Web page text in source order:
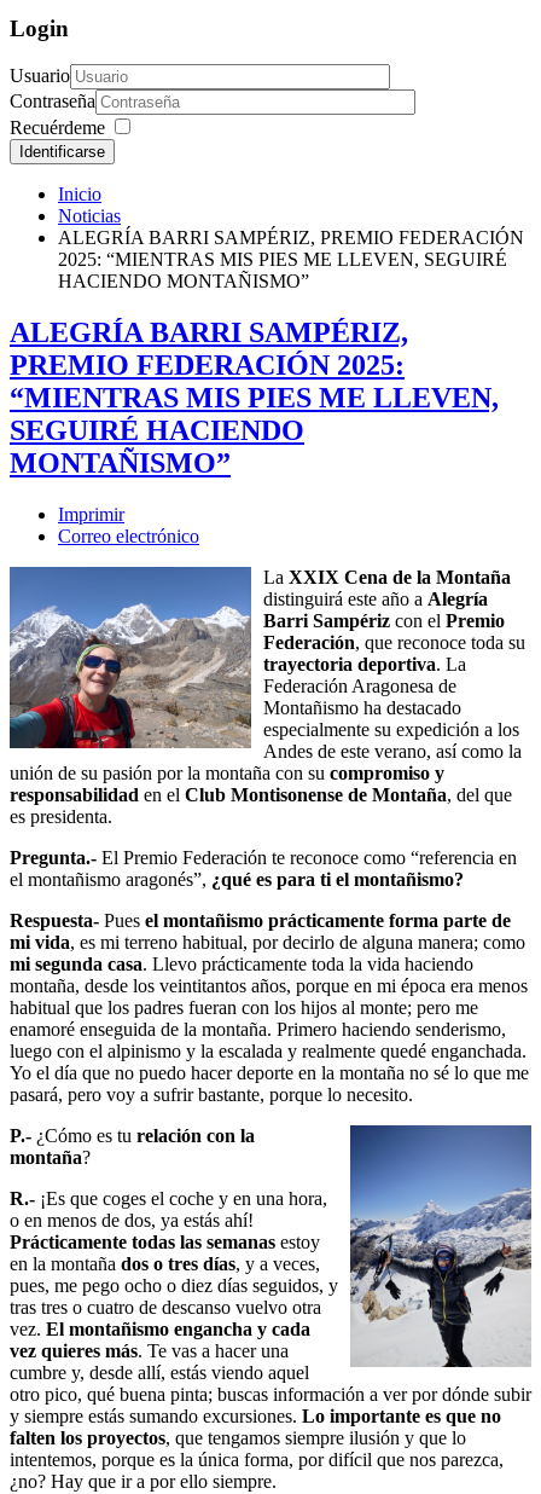
Login
Usuario
Contraseña
Recuérdeme
Identificarse
Inicio
Noticias
ALEGRÍA BARRI SAMPÉRIZ, PREMIO FEDERACIÓN
2025: “MIENTRAS MIS PIES ME LLEVEN, SEGUIRÉ
HACIENDO MONTAÑISMO”
ALEGRÍA BARRI SAMPÉRIZ,
PREMIO FEDERACIÓN 2025:
“MIENTRAS MIS PIES ME LLEVEN,
SEGUIRÉ HACIENDO
MONTAÑISMO”
Imprimir
Correo electrónico
La XXIX Cena de la Montaña
distinguirá este año a Alegría
Barri Sampériz con el Premio
Federación, que reconoce toda su
trayectoria deportiva. La
Federación Aragonesa de
Montañismo ha destacado
especialmente su expedición a los
Andes de este verano, así como la
unión de su pasión por la montaña con su compromiso y
responsabilidad en el Club Montisonense de Montaña, del que
es presidenta.
Pregunta.- El Premio Federación te reconoce como “referencia en
el montañismo aragonés”, ¿qué es para ti el montañismo?
Respuesta- Pues el montañismo prácticamente forma parte de
mi vida, es mi terreno habitual, por decirlo de alguna manera; como
mi segunda casa. Llevo prácticamente toda la vida haciendo
montaña, desde los veintitantos años, porque en mi época era menos
habitual que los padres fueran con los hijos al monte; pero me
enamoré enseguida de la montaña. Primero haciendo senderismo,
luego con el alpinismo y la escalada y realmente quedé enganchada.
Yo el día que no puedo hacer deporte en la montaña no sé lo que me
pasará, pero voy a sufrir bastante, porque lo necesito.
P.- ¿Cómo es tu relación con la
montaña?
R.- ¡Es que coges el coche y en una hora,
o en menos de dos, ya estás ahí!
Prácticamente todas las semanas estoy
en la montaña dos o tres días, y a veces,
pues, me pego ocho o diez días seguidos, y
tras tres o cuatro de descanso vuelvo otra
vez. El montañismo engancha y cada
vez quieres más. Te vas a hacer una
cumbre y, desde allí, estás viendo aquel
otro pico, qué buena pinta; buscas información a ver por dónde subir
y siempre estás sumando excursiones. Lo importante es que no
falten los proyectos, que tengamos siempre ilusión y que lo
intentemos, porque es la única forma, por difícil que nos parezca,
¿no? Hay que ir a por ello siempre.